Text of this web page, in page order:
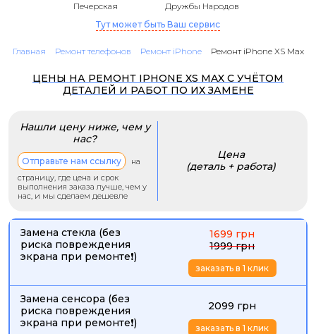
Печерская
Дружбы Народов
Тут может быть Ваш сервис
Главная Ремонт телефонов Ремонт iPhone Ремонт iPhone XS Max
ЦЕНЫ НА РЕМОНТ IPHONE XS MAX С УЧЁТОМ
ДЕТАЛЕЙ И РАБОТ ПО ИХ ЗАМЕНЕ
Нашли цену ниже, чем у
нас?
Отправьте нам ссылку
на
страницу, где цена и срок
выполнения заказа лучше, чем у
нас, и мы сделаем дешевле
Цена
(деталь + работа)
Замена стекла (без
риска повреждения
экрана при ремонте❗)
1699 грн
1999 грн
заказать в 1 клик
Замена сенсора (без
риска повреждения
экрана при ремонте❗)
2099 грн
заказать в 1 клик